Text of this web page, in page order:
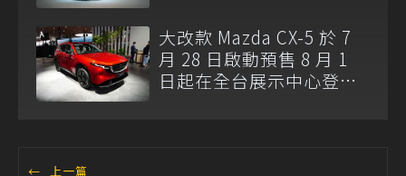
大改款 Mazda CX-5 於 7
月 28 日啟動預售 8 月 1
日起在全台展示中心登
← 上一篇